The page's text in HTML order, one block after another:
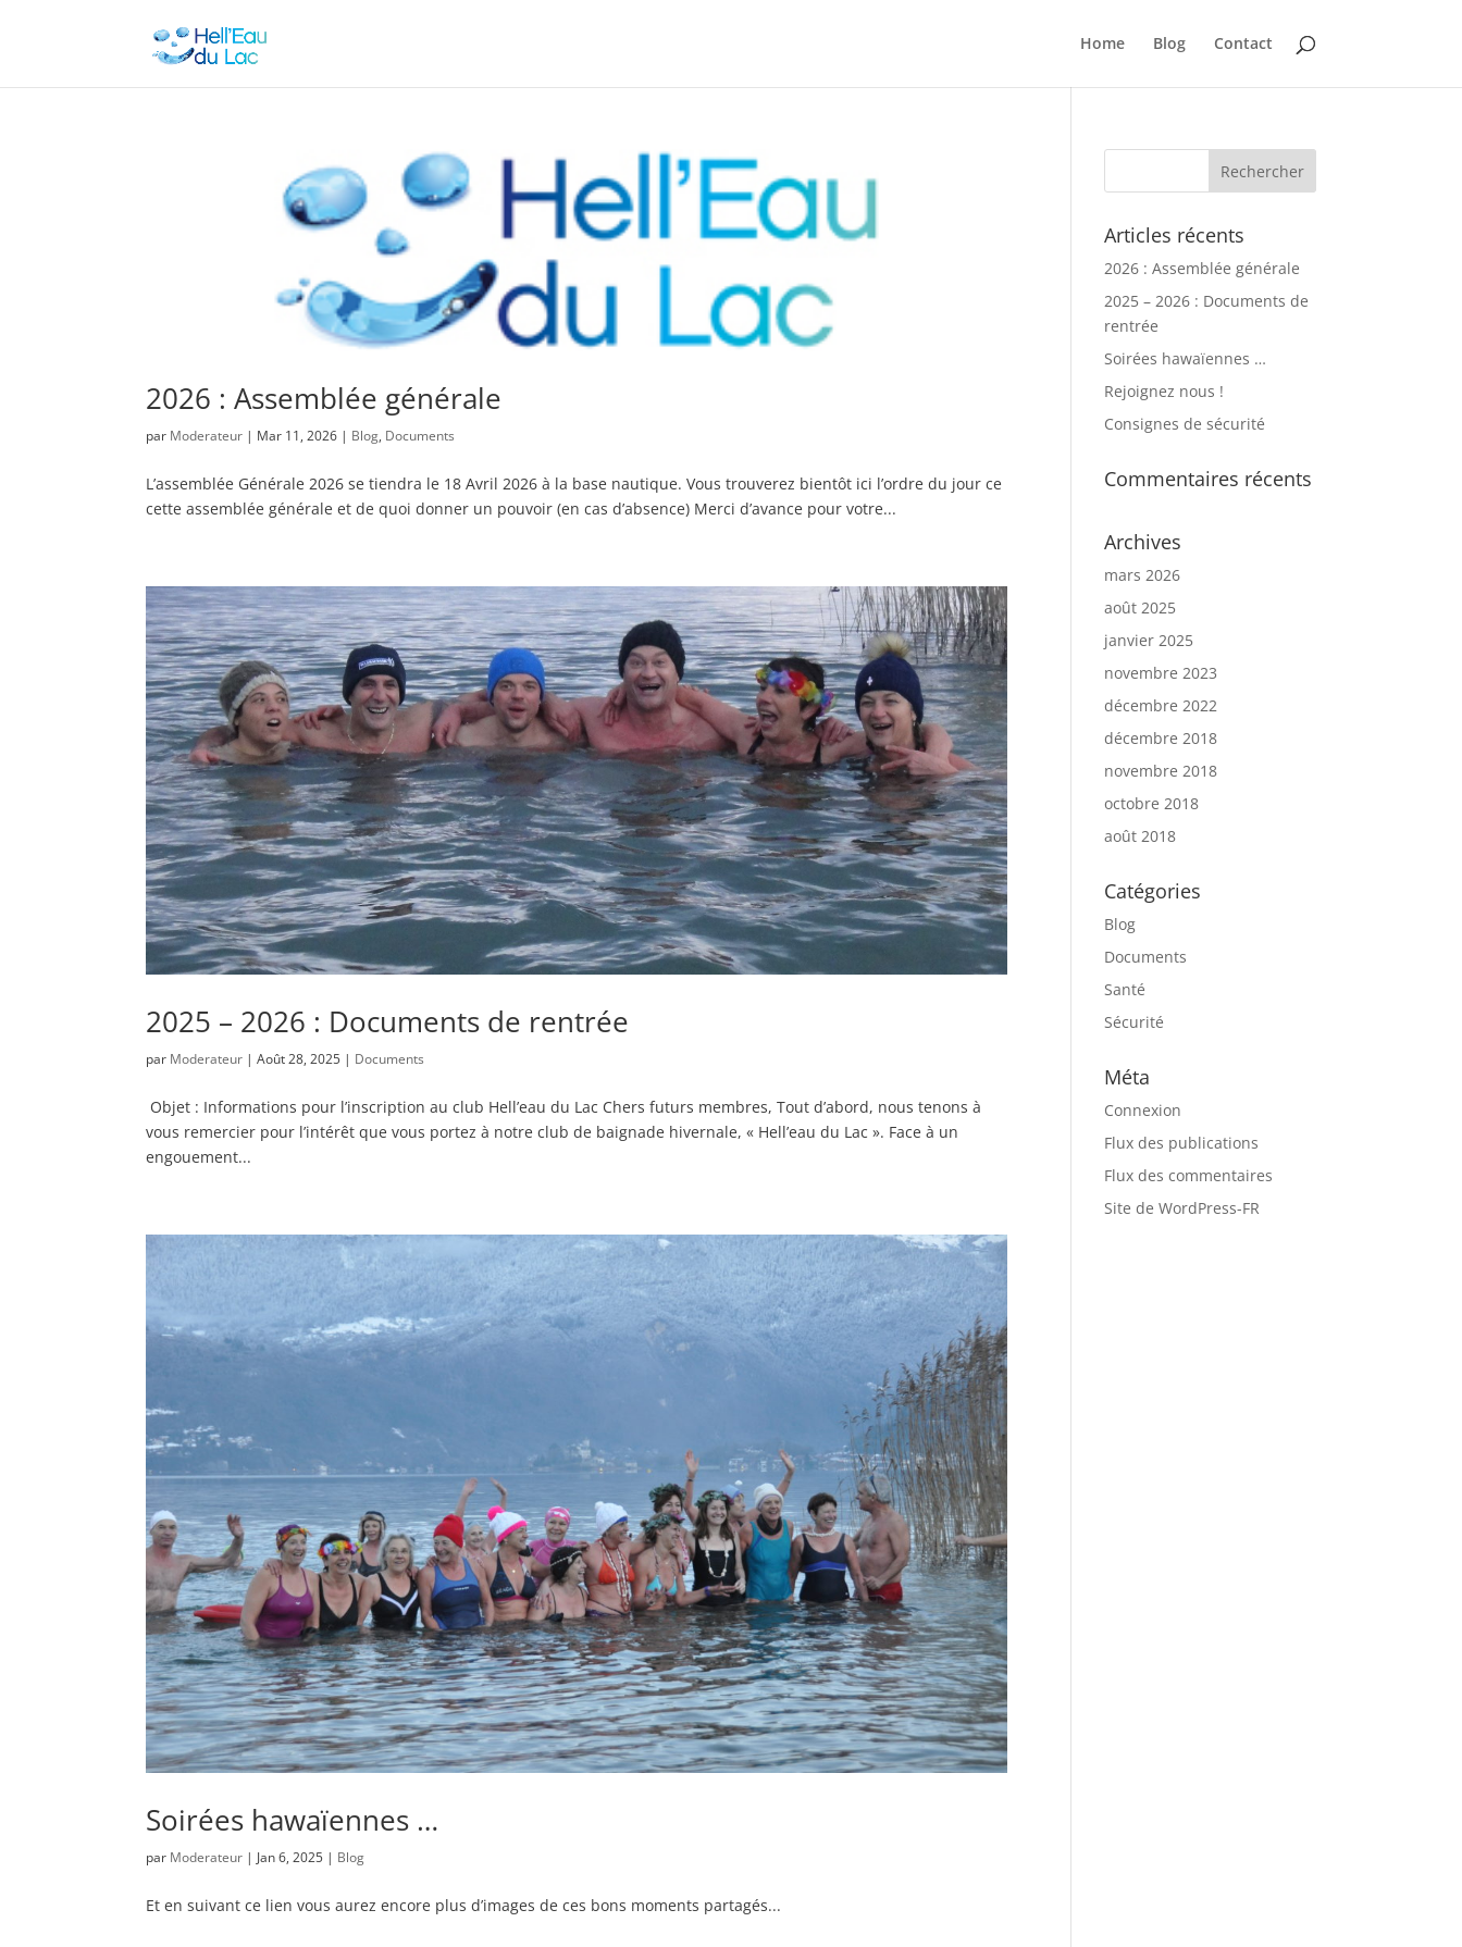
Home Blog Contact
2026 : Assemblée générale
par Moderateur | Mar 11, 2026 | Blog, Documents
L’assemblée Générale 2026 se tiendra le 18 Avril 2026 à la base nautique. Vous trouverez bientôt ici l’ordre du jour ce
cette assemblée générale et de quoi donner un pouvoir (en cas d’absence) Merci d’avance pour votre...
2025 – 2026 : Documents de rentrée
par Moderateur |Août 28, 2025 | Documents
Objet : Informations pour l’inscription au club Hell’eau du Lac Chers futurs membres, Tout d’abord, nous tenons à
vous remercier pour l’intérêt que vous portez à notre club de baignade hivernale, « Hell’eau du Lac ». Face à un
engouement...
Soirées hawaïennes …
par Moderateur | Jan 6, 2025 | Blog
Et en suivant ce lien vous aurez encore plus d’images de ces bons moments partagés...
Articles récents
2026 : Assemblée générale
2025 – 2026 : Documents de
rentrée
Soirées hawaïennes …
Rejoignez nous !
Consignes de sécurité
Commentaires récents
Archives
mars 2026
août 2025
janvier 2025
novembre 2023
décembre 2022
décembre 2018
novembre 2018
octobre 2018
août 2018
Catégories
Blog
Documents
Santé
Sécurité
Méta
Connexion
Flux des publications
Flux des commentaires
Site de WordPress-FR